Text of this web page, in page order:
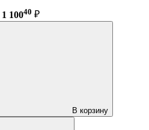
1 10040 ₽
В корзину